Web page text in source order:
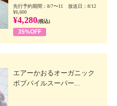
先行予約期間：8/7〜11 放送日：8/12
¥6,600
¥4,280(税込)
35%OFF
エアーかおるオーガニック
ボブパイルスーパー...